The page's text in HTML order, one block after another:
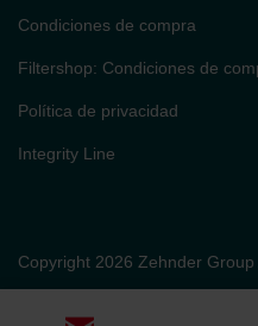
Copyright 2026 Zehnder Group
Condiciones de compra
Filtershop: Condiciones de
Política de privacidad
Integrity Line